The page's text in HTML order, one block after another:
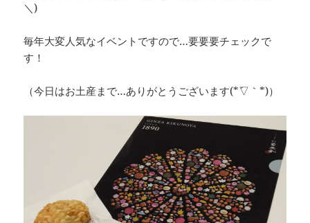
＼)
毎年大変人気なイベントですので…要要要チェックで
す！
（今日はお土産まで…ありがとうございます(*´▽｀*)）